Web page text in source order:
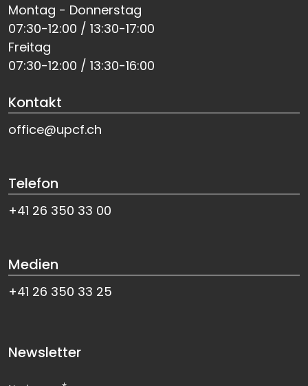
Montag - Donnerstag
07:30-12:00 / 13:30-17:00
Freitag
07:30-12:00 / 13:30-16:00
Kontakt
office@upcf.ch
Telefon
+41 26 350 33 00
Medien
+41 26 350 33 25
Newsletter